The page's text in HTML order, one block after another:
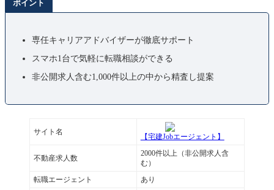
ポイント
専任キャリアアドバイザーが徹底サポート
スマホ1台で気軽に転職相談ができる
非公開求人含む1,000件以上の中から精査し提案
サイト名
【宅建Jobエージェント】
不動産求人数
2000件以上（非公開求人含
む）
転職エージェント あり